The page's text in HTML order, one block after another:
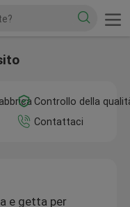
Controllo della
Contattaci
e getta per